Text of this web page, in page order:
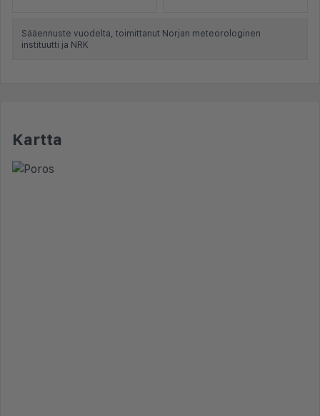
Sääennuste vuodelta, toimittanut Norjan meteorologinen
instituutti ja NRK
Kartta